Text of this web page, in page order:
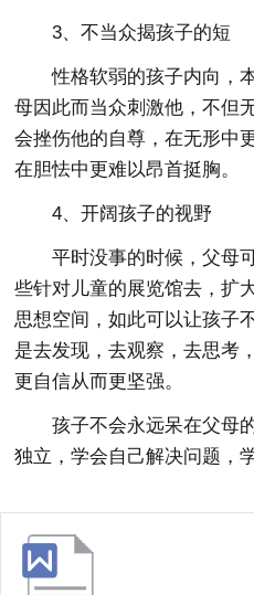
3、不当众揭孩子的短
性格软弱的孩子内向，
母因此而当众刺激他，不但
会挫伤他的自尊，在无形中
在胆怯中更难以昂首挺胸。
4、开阔孩子的视野
平时没事的时候，父母
些针对儿童的展览馆去，扩
思想空间，如此可以让孩子
是去发现，去观察，去思考
更自信从而更坚强。
孩子不会永远呆在父母
独立，学会自己解决问题，